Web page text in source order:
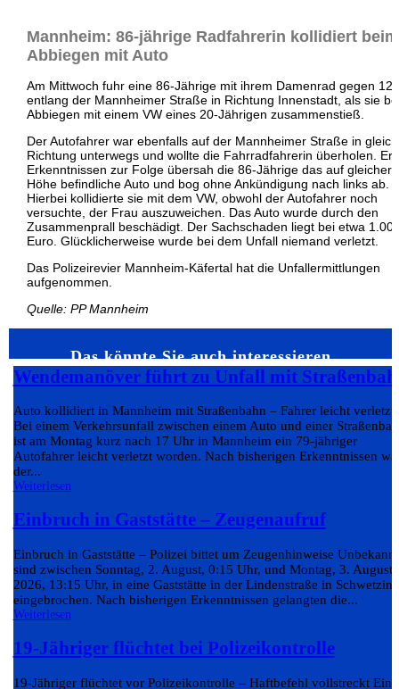
Mannheim: 86-jährige Radfahrerin kollidiert beim
Abbiegen mit Auto
Am Mittwoch fuhr eine 86-Jährige mit ihrem Damenrad gegen 12
entlang der Mannheimer Straße in Richtung Innenstadt, als sie
Abbiegen mit einem VW eines 20-Jährigen zusammenstieß.
Der Autofahrer war ebenfalls auf der Mannheimer Straße in
Richtung unterwegs und wollte die Fahrradfahrerin überholen.
Erkenntnissen zur Folge übersah die 86-Jährige das auf gleicher
Höhe befindliche Auto und bog ohne Ankündigung nach links ab.
Hierbei kollidierte sie mit dem VW, obwohl der Autofahrer noch
versuchte, der Frau auszuweichen. Das Auto wurde durch den
Zusammenprall beschädigt. Der Sachschaden liegt bei etwa
Euro. Glücklicherweise wurde bei dem Unfall niemand verletzt.
Das Polizeirevier Mannheim-Käfertal hat die Unfallermittlungen
aufgenommen.
Quelle: PP Mannheim
Das könnte Sie auch interessieren…
Wendemanöver führt zu Unfall mit
Auto kollidiert in Mannheim mit Straßenbahn – Fahrer leicht verletzt
Bei einem Verkehrsunfall zwischen einem Auto und einer
ist am Montag kurz nach 17 Uhr in Mannheim ein 79-jähriger
Autofahrer leicht verletzt worden. Nach bisherigen Erkenntnissen
der...
Weiterlesen
Einbruch in Gaststätte – Zeugenaufruf
Einbruch in Gaststätte – Polizei bittet um Zeugenhinweise
sind zwischen Sonntag, 2. August, 0:15 Uhr, und Montag, 3. August
2026, 13:15 Uhr, in eine Gaststätte in der Lindenstraße in
eingebrochen. Nach bisherigen Erkenntnissen gelangten die...
Weiterlesen
19-Jähriger flüchtet bei Polizeikontrolle
19-Jähriger flüchtet vor Polizeikontrolle – Haftbefehl vollstreckt Eine